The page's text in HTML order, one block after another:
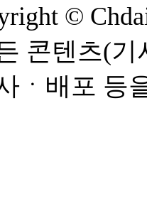
©
콘텐츠(
ㆍ배포 등